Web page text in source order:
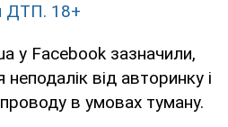
ДТП. 18+
у Facebook зазначили,
від авторинку і
в умовах туману.